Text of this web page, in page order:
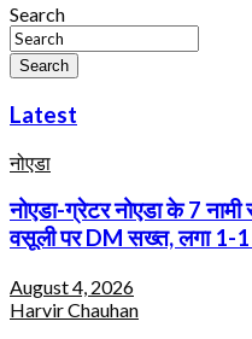
Search
Search
Latest
नोएडा
नोएडा-ग्रेटर नोएडा के 7
वसूली पर DM सख्त, लगा 1-1
August 4, 2026
Harvir Chauhan